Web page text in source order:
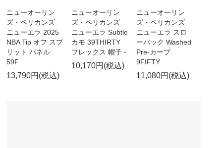
ニューオーリン
ズ・ペリカンズ
ニューエラ 2025
NBA Tip オフ スプ
リット パネル
59F
13,790円(税込)
ニューオーリン
ズ・ペリカンズ
ニューエラ Subtle
カモ 39THIRTY
フレックス 帽子 -
10,170円(税込)
ニューオーリン
ズ・ペリカンズ
ニューエラ スロ
ーバック Washed
Pre-カーブ
9FIFTY
11,080円(税込)